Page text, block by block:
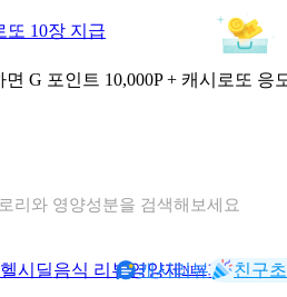
또 10장 지급
면 G 포인트 10,000P + 캐시로또 응
리와 영양성분을 검색해보세요
헬시딜음식 리뷰영양제NEW기록
캐시리뷰 친구